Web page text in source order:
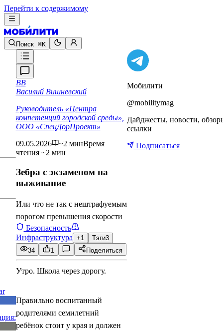
Перейти к содержимому
Поиск ⌘K
ВВ
Василий Вишневский
Руководитель «Центра
компетенций городской среды»,
ООО «СпецДорПроект»
09.05.2026
~2 минВремя
чтения ~2 мин
Зебра с экзаменом на
выживание
Или что не так с нештрафуемым
порогом превышения скорости
Безопасность
Инфраструктура +1 Тэги3
34
1 Поделиться
Утро. Школа через дорогу.
Правильно воспитанный
родителями семилетний
ребёнок стоит у края и должен
Мобилити
@mobilitymag
Дайджесты, новости,
ссылки
Подписаться